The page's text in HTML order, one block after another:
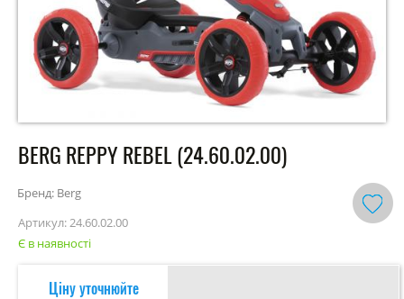
BERG REPPY REBEL (24.60.02.00)
Бренд: Berg
Артикул:24.60.02.00
Є в наявності
Ціну уточнюйте